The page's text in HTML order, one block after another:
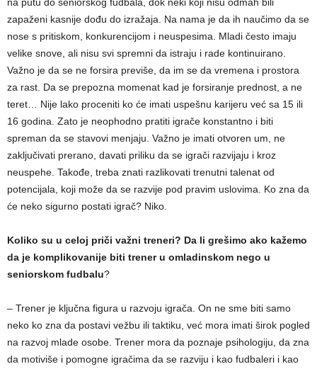
zapaženi kasnije dođu do izražaja. Na nama je da ih naučimo da se
nose s pritiskom, konkurencijom i neuspesima. Mladi često imaju
velike snove, ali nisu svi spremni da istraju i rade kontinuirano.
Važno je da se ne forsira previše, da im se da vremena i prostora
za rast. Da se prepozna momenat kad je forsiranje prednost, a ne
teret… Nije lako proceniti ko će imati uspešnu karijeru već sa 15 ili
16 godina. Zato je neophodno pratiti igrače konstantno i biti
spreman da se stavovi menjaju. Važno je imati otvoren um, ne
zaključivati prerano, davati priliku da se igrači razvijaju i kroz
neuspehe. Takođe, treba znati razlikovati trenutni talenat od
potencijala, koji može da se razvije pod pravim uslovima. Ko zna da
će neko sigurno postati igrač? Niko.
Koliko su u celoj priči važni treneri? Da li grešimo ako kažemo
da je komplikovanije biti trener u omladinskom nego u
seniorskom fudbalu?
– Trener je ključna figura u razvoju igrača. On ne sme biti samo
neko ko zna da postavi vežbu ili taktiku, već mora imati širok pogled
na razvoj mlade osobe. Trener mora da poznaje psihologiju, da zna
da motiviše i pomogne igračima da se razviju i kao fudbaleri i kao